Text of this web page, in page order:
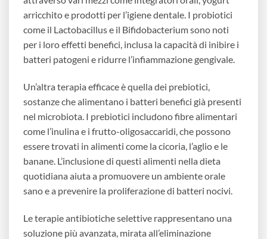
arricchito e prodotti per l’igiene dentale. I probiotici
come il Lactobacillus e il Bifidobacterium sono noti
per i loro effetti benefici, inclusa la capacità di inibire i
batteri patogeni e ridurre l’infiammazione gengivale.
Un’altra terapia efficace è quella dei prebiotici,
sostanze che alimentano i batteri benefici già presenti
nel microbiota. I prebiotici includono fibre alimentari
come l’inulina e i frutto-oligosaccaridi, che possono
essere trovati in alimenti come la cicoria, l’aglio e le
banane. L’inclusione di questi alimenti nella dieta
quotidiana aiuta a promuovere un ambiente orale
sano e a prevenire la proliferazione di batteri nocivi.
Le terapie antibiotiche selettive rappresentano una
soluzione più avanzata, mirata all’eliminazione